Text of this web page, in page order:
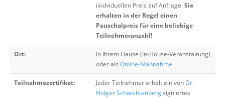
iindviduellen Preis auf Anfrage.Sie
erhalten in der Regel einen
Pauschalpreis für eine beliebige
Teilnehmeranzahl!
Ort:
In Ihrem Hause (In-House-Veranstaltung)
oder als Online-Maßnahme
Teilnahmezertifikat: Jeder Teilnehmer erhält ein von Dr.
Holger Schwichtenbergsigniertes